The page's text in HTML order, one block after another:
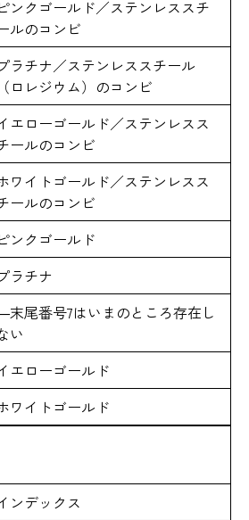
ピンクゴールド／ステンレススチ
ルのコンビ
ラチナ／ステンレススチール
（ロレジウム）のコンビ
エローゴールド／ステンレスス
ールのコンビ
ワイトゴールド／ステンレスス
ールのコンビ
ピンクゴールド
ラチナ
尾番号7はいまのところ存在し
い
エローゴールド
ワイトゴールド
ンデックス